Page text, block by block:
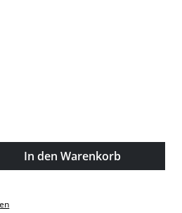
Gib den gewünschten
In den Warenkorb